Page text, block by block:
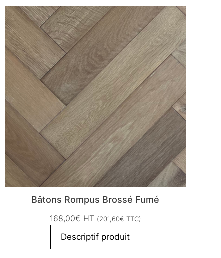
Bâtons Rompus Brossé Fumé
168,00€ HT (201,60€ TTC)
Descriptif produit